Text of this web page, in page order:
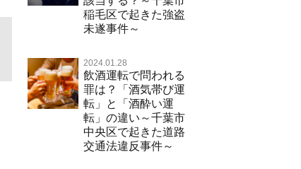
稲毛区で起きた強盗
未遂事件～
2024.01.28
飲酒運転で問われる
罪は？「酒気帯び運
転」と「酒酔い運
転」の違い～千葉市
中央区で起きた道路
交通法違反事件～